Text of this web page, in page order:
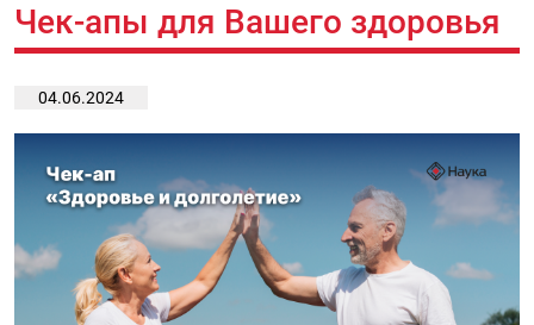
Чек-апы для Вашего здоровья
04.06.2024